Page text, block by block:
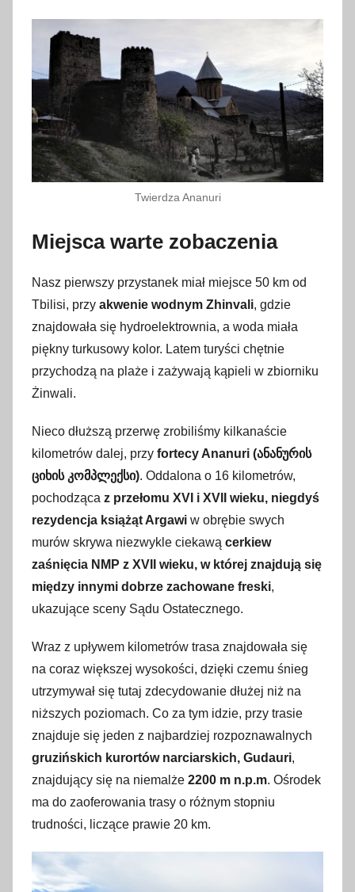
Twierdza Ananuri
Miejsca warte zobaczenia
Nasz pierwszy przystanek miał miejsce 50 km od
Tbilisi, przy akwenie wodnym Zhinvali, gdzie
znajdowała się hydroelektrownia, a woda miała
piękny turkusowy kolor. Latem turyści chętnie
przychodzą na plaże i zażywają kąpieli w zbiorniku
Żinwali.
Nieco dłuższą przerwę zrobiliśmy kilkanaście
kilometrów dalej, przy fortecy Ananuri (ანანურის
ციხის კომპლექსი). Oddalona o 16 kilometrów,
pochodząca z przełomu XVI i XVII wieku, niegdyś
rezydencja książąt Argawi w obrębie swych
murów skrywa niezwykle ciekawą cerkiew
zaśnięcia NMP z XVII wieku, w której znajdują się
między innymi dobrze zachowane freski,
ukazujące sceny Sądu Ostatecznego.
Wraz z upływem kilometrów trasa znajdowała się
na coraz większej wysokości, dzięki czemu śnieg
utrzymywał się tutaj zdecydowanie dłużej niż na
niższych poziomach. Co za tym idzie, przy trasie
znajduje się jeden z najbardziej rozpoznawalnych
gruzińskich kurortów narciarskich, Gudauri,
znajdujący się na niemalże 2200 m n.p.m. Ośrodek
ma do zaoferowania trasy o różnym stopniu
trudności, liczące prawie 20 km.